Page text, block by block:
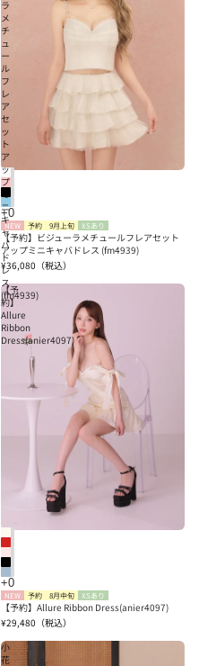
ラ
メ
チ
ュ
ー
ル
フ
レ
ア
セ
ッ
ト
ア
ッ
プ
ミ
ニ
キ
ャ
バ
ド
レ
ス
(fm4939)
NEW 予約 9月上旬 XSあり
【予約】ビジューラメチュールフレアセット
アップミニキャバドレス (fm4939)
¥36,080 （税込）
【予
約】
Allure
Ribbon
Dress(anier4097)
NEW 予約 8月中旬 XSあり
【予約】Allure Ribbon Dress(anier4097)
¥29,480 （税込）
小
花